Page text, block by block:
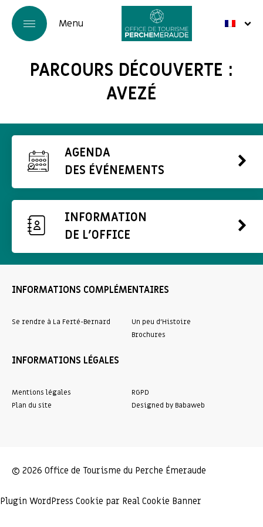
PARCOURS DÉCOUVERTE :
AVEZÉ
AGENDA
DES ÉVÉNEMENTS
INFORMATION
DE L'OFFICE
INFORMATIONS COMPLÉMENTAIRES
Se rendre à La Ferté-Bernard
Un peu d’Histoire
Brochures
INFORMATIONS LÉGALES
Mentions légales
Plan du site
RGPD
Designed by Babaweb
© 2026 Office de Tourisme du Perche Émeraude
Plugin WordPress Cookie par Real Cookie Banner